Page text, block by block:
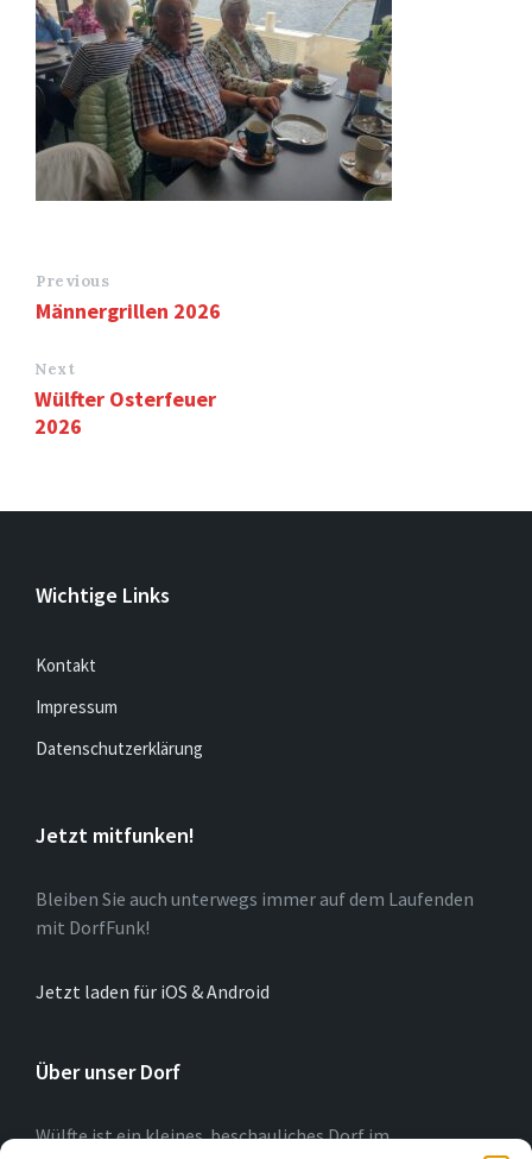
Previous
Männergrillen 2026
Next
Wülfter Osterfeuer
2026
Wichtige Links
Kontakt
Impressum
Datenschutzerklärung
Jetzt mitfunken!
Bleiben Sie auch unterwegs immer auf dem Laufenden
mit DorfFunk!
Jetzt laden für iOS & Android
Über unser Dorf
Wülfte ist ein kleines beschauliches Dorf im